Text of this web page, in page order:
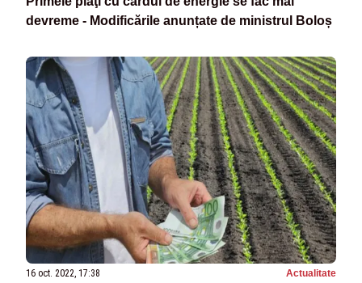
devreme - Modificările anunțate de ministrul Boloș
16 oct. 2022, 17:38 Actualitate